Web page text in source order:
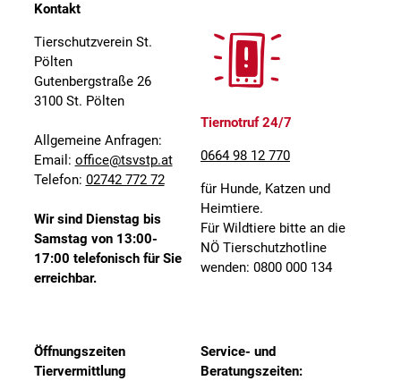
Kontakt
Tierschutzverein St.
Pölten
Gutenbergstraße 26
3100 St. Pölten
Allgemeine Anfragen:
Email: office@tsvstp.at
Telefon: 02742 772 72
Wir sind Dienstag bis
Samstag von 13:00-
17:00 telefonisch für Sie
erreichbar.
Tiernotruf 24/7
0664 98 12 770
für Hunde, Katzen und
Heimtiere.
Für Wildtiere bitte an die
NÖ Tierschutzhotline
wenden: 0800 000 134
Öffnungszeiten
Tiervermittlung
Service- und
Beratungszeiten: